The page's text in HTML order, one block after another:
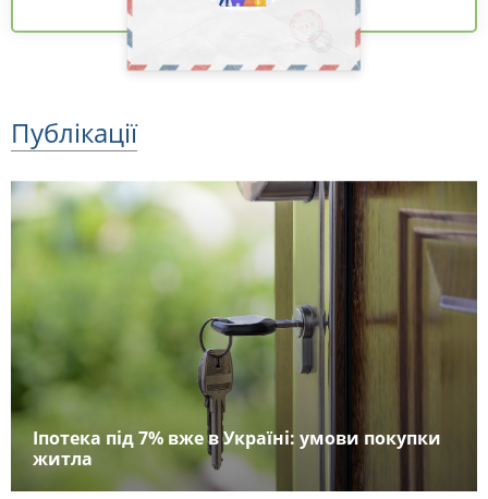
Публікації
Іпотека під 7% вже в Україні: умови покупки
житла